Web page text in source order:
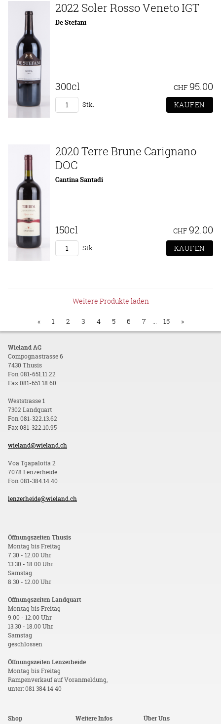
2022 Soler Rosso Veneto IGT
De Stefani
300cl CHF 95.00
Stk.
2020 Terre Brune Carignano
DOC
Cantina Santadi
150cl CHF 92.00
Stk.
Weitere Produkte laden
« 1 2 3 4 5 6 7 ... 15 »
Wieland AG
Compognastrasse 6
7430 Thusis
Fon 081-651.11.22
Fax 081-651.18.60
Weststrasse 1
7302 Landquart
Fon 081-322.13.62
Fax 081-322.10.95
wieland@wieland.ch
Voa Tgapalotta 2
7078 Lenzerheide
Fon 081-384.14.40
lenzerheide@wieland.ch
Öffnungszeiten Thusis
Montag bis Freitag
7.30 - 12.00 Uhr
13.30 - 18.00 Uhr
Samstag
8.30 - 12.00 Uhr
Öffnungszeiten Landquart
Montag bis Freitag
9.00 - 12.00 Uhr
13.30 - 18.00 Uhr
Samstag
geschlossen
Öffnungszeiten Lenzerheide
Montag bis Freitag
Rampenverkauf auf Voranmeldung,
unter: 081 384 14 40
Shop
Weitere Infos
Über Uns